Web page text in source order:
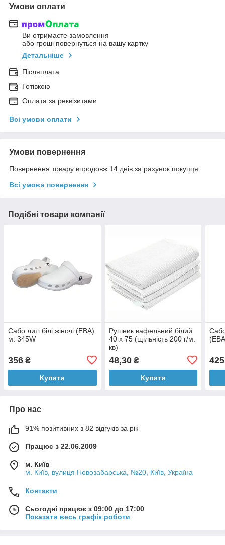
Умови оплати
Ви отримаєте замовлення
або гроші повернуться на вашу картку
Детальніше
Післяплата
Готівкою
Оплата за реквізитами
Всі умови оплати
Умови повернення
Повернення товару впродовж 14 днів за рахунок покупця
Всі умови повернення
Подібні товари компанії
Сабо литі білі жіночі (ЕВА)
м. 345W
356 ₴
Купити
Рушник вафельний білий
40 х 75 (щільність 200 г/м.
кв)
48,30₴
Купити
Сабо
425
Про нас
91% позитивних з 82 відгуків за рік
Працює з 22.06.2009
м. Київ
м. Київ, вулиця Новозабарська, №20, Київ, Україна
Контакти
Сьогодні працює з 09:00 до 17:00
Показати весь графік роботи